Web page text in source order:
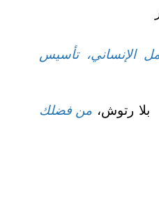
الإنساني، تأسيس
بلا رتوش، من فضلك